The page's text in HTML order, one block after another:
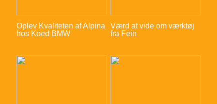
Oplev Kvaliteten af Alpina
hos Koed BMW
Værd at vide om værktøj
fra Fein